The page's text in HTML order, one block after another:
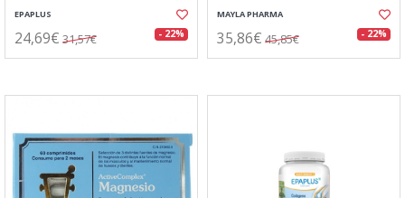
EPAPLUS
24,69€ 31,57€ - 22%
MAYLA PHARMA
35,86€ 45,85€ - 22%